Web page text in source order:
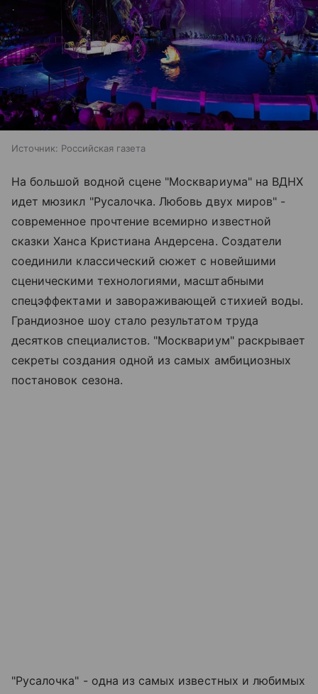
Источник: Российская газета
На большой водной сцене "Москвариума" на ВДНХ
идет мюзикл "Русалочка. Любовь двух миров" -
современное прочтение всемирно известной
сказки Ханса Кристиана Андерсена. Создатели
соединили классический сюжет с новейшими
сценическими технологиями, масштабными
спецэффектами и завораживающей стихией воды.
Грандиозное шоу стало результатом труда
десятков специалистов. "Москвариум" раскрывает
секреты создания одной из самых амбициозных
постановок сезона.
"Русалочка" - одна из самых известных и любимых